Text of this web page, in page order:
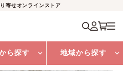
寄せオンラインストア
ら探す 地域から探す